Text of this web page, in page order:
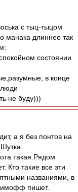
с тыц-тыцом
манака длиннее так
состоянии
в конце
люди
не буду)))
а я без понтов на
такая.Рядом
Кто такие все эти
названиями, в
пишет.